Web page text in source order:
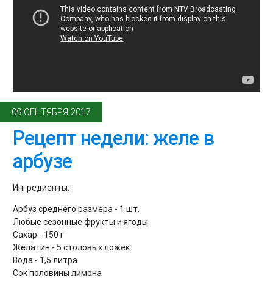
09 СЕНТЯБРЯ 2017
Рецепт недели: желе в
арбузе
Ингредиенты:
Арбуз среднего размера - 1 шт.
Любые сезонные фрукты и ягоды
Сахар - 150 г
Желатин - 5 столовых ложек
Вода - 1,5 литра
Сок половины лимона